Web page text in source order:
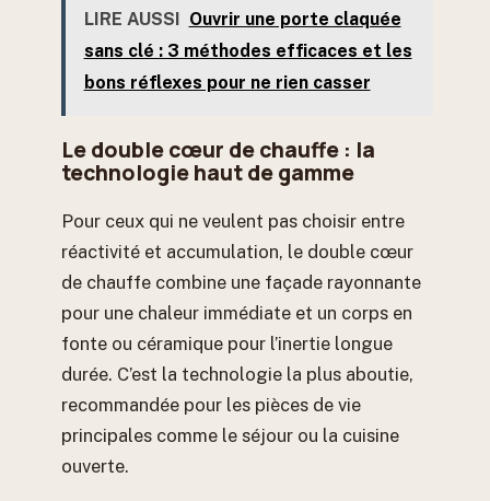
LIRE AUSSI Ouvrir une porte claquée
sans clé : 3 méthodes efficaces et les
bons réflexes pour ne rien casser
Le double cœur de chauffe : la
technologie haut de gamme
Pour ceux qui ne veulent pas choisir entre
réactivité et accumulation, le double cœur
de chauffe combine une façade rayonnante
pour une chaleur immédiate et un corps en
fonte ou céramique pour l’inertie longue
durée. C’est la technologie la plus aboutie,
recommandée pour les pièces de vie
principales comme le séjour ou la cuisine
ouverte.